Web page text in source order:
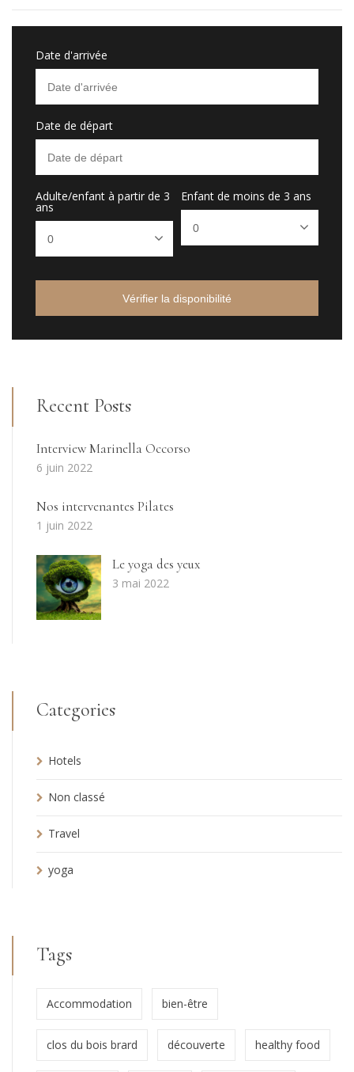
Date d'arrivée
Date de départ
Adulte/enfant à partir de 3
ans
Enfant de moins de 3 ans
Vérifier la disponibilité
Recent Posts
Interview Marinella Occorso
6 juin 2022
Nos intervenantes Pilates
1 juin 2022
Le yoga des yeux
3 mai 2022
Categories
Hotels
Non classé
Travel
yoga
Tags
Accommodation bien-être
clos du bois brard découverte healthy food